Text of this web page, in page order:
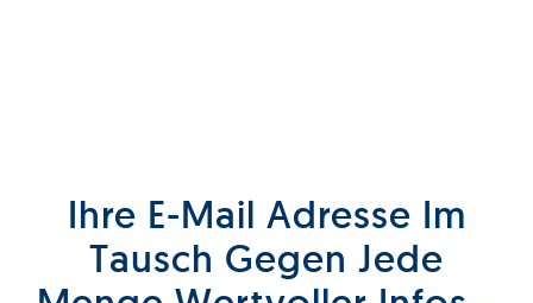
Ihre E-Mail Adresse Im
Tausch Gegen Jede